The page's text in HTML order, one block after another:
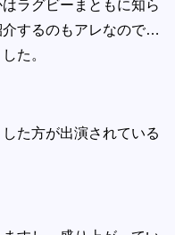
ラグビーまともに知ら
するのもアレなので…
た。
た方が出演されている